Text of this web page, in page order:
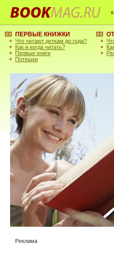
ПЕРВЫЕ КНИЖКИ
Что читают деткам до года?
Как и когда читать?
Первые книги
Потешки
Реклама